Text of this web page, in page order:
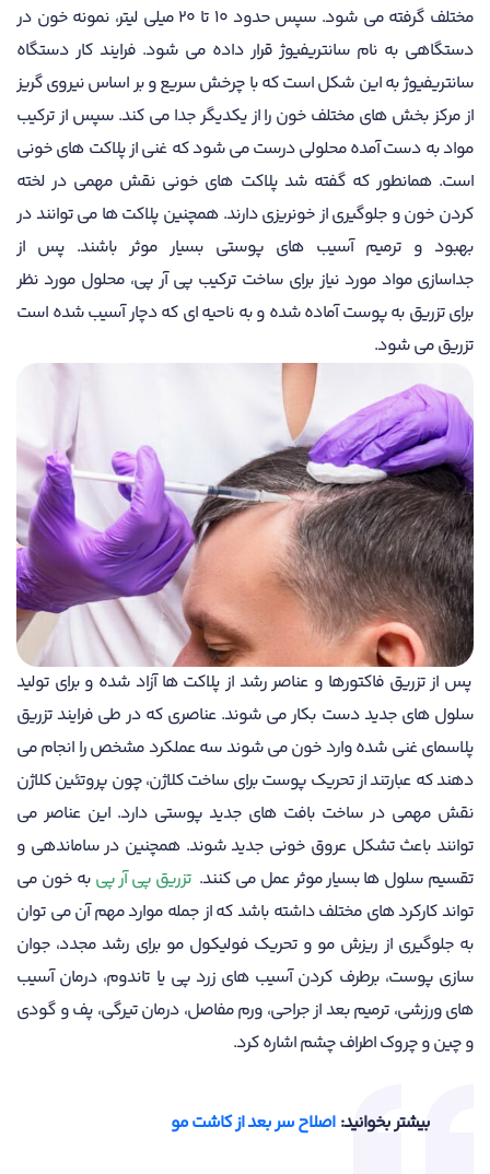
مختلف گرفته می شود. سپس حدود 10 تا 20 میلی لیتر، نمونه خون در
دستگاهی به نام سانتریفیوژ قرار داده می شود. فرایند کار دستگاه
سانتریفیوژ به این شکل است که با چرخش سریع و بر اساس نیروی گریز
از مرکز بخش های مختلف خون را از یکدیگر جدا می کند. سپس از ترکیب
مواد به دست آمده محلولی درست می شود که غنی از پلاکت های خونی
است.‌ همانطور که گفته شد پلاکت های خونی نقش مهمی در لخته
کردن خون و جلوگیری از خونریزی دارند. همچنین پلاکت ها می توانند در
بهبود و ترمیم آسیب های پوستی بسیار موثر باشند. پس از
جداسازی مواد مورد نیاز برای ساخت ترکیب پی آر پی، محلول مورد نظر
برای تزریق به پوست آماده شده و به ناحیه ای که دچار آسیب شده است
تزریق می شود‌.
پس از تزریق فاکتورها و عناصر رشد از پلاکت ها آزاد شده و برای تولید
سلول های جدید دست بکار می شوند. عناصری که در طی فرایند تزریق
پلاسمای غنی شده وارد خون می شوند سه عملکرد مشخص را انجام می
دهند که عبارتند از تحریک پوست برای ساخت کلاژن، چون پروتئین کلاژن
نقش مهمی در ساخت بافت های جدید پوستی دارد. این عناصر می
توانند باعث تشکل عروق خونی جدید شوند. همچنین در ساماندهی و
تقسیم سلول ها بسیار موثر عمل می کنند. تزریق پی آر پی به خون می
تواند کارکرد های مختلف داشته باشد که از جمله موارد مهم آن می توان
به جلوگیری از ریزش مو و تحریک فولیکول مو برای رشد مجدد، جوان
سازی پوست، برطرف کردن آسیب های زرد پی یا تاندوم، درمان آسیب
های ورزشی، ترمیم بعد از جراحی، ورم مفاصل، درمان تیرگی، پف و گودی
و چین و چروک اطراف چشم اشاره کرد.
بیشتر بخوانید: اصلاح سر بعد از کاشت مو